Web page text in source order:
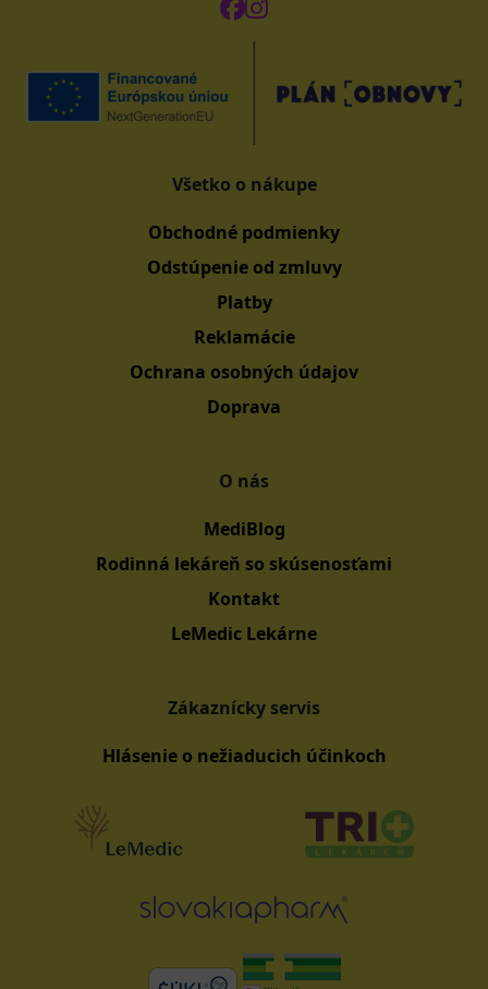
Všetko o nákupe
Obchodné podmienky
Odstúpenie od zmluvy
Platby
Reklamácie
Ochrana osobných údajov
Doprava
O nás
MediBlog
Rodinná lekáreň so skúsenosťami
Kontakt
LeMedic Lekárne
Zákaznícky servis
Hlásenie o nežiaducich účinkoch